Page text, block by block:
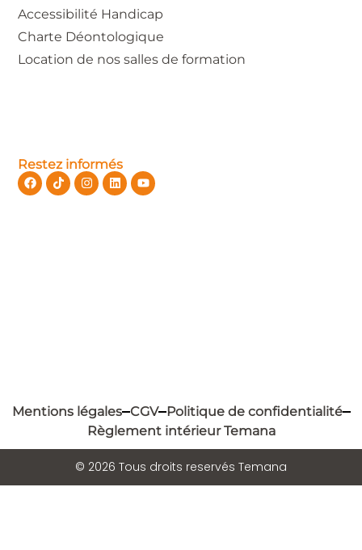
Accessibilité Handicap
Charte Déontologique
Location de nos salles de formation
Restez informés
Mentions légales CGV Politique de confidentialité
Règlement intérieur Temana
© 2026 Tous droits reservés Temana